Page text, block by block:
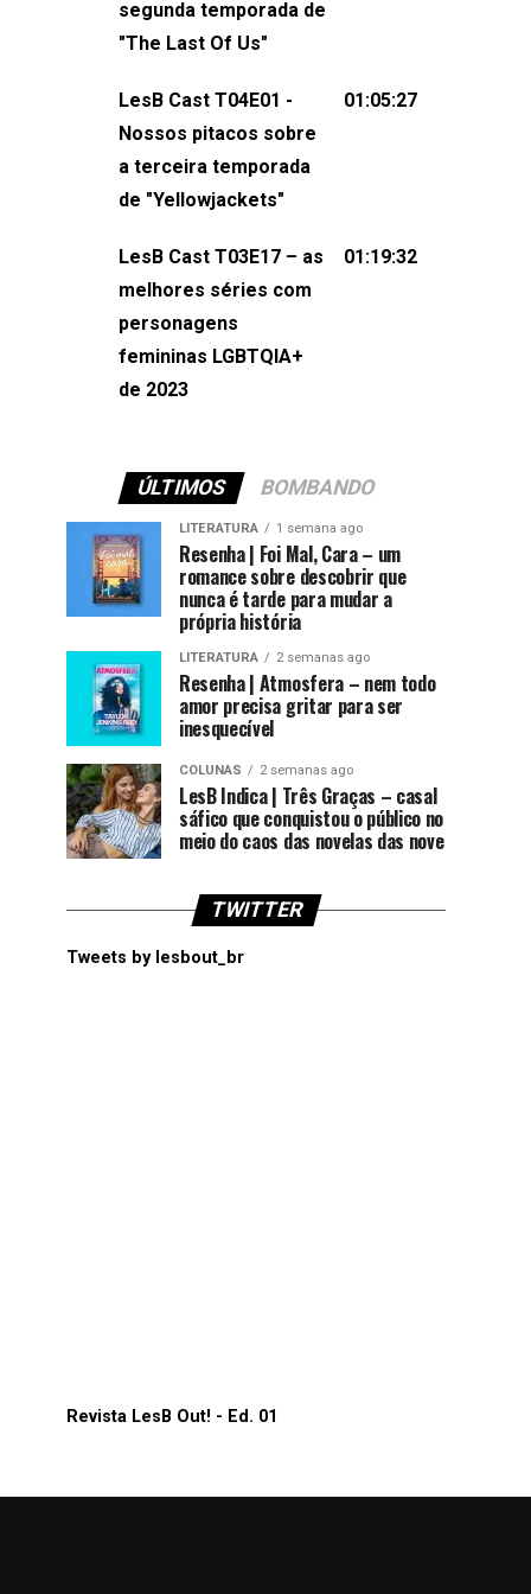
não esqueça de visitar nosso site e
sociais:Twitter: ⁠⁠⁠⁠@lesbout_br⁠⁠⁠⁠ Instagram:
do LesB Cast:Apresentação de
Karolen Passos
(⁠⁠⁠⁠⁠⁠@KarolenPassos⁠⁠⁠⁠⁠⁠)Participação de
Pollyelly FlorêncioEdição de Naiady
Machado
segunda temporada de
"The Last Of Us"
LesB Cast T04E01 -
Nossos pitacos sobre
a terceira temporada
de "Yellowjackets"
01:05:27
LesB Cast T03E17 – as
melhores séries com
personagens
femininas LGBTQIA+
de 2023
01:19:32
ÚLTIMOS BOMBANDO
LITERATURA 1 semana ago
Resenha | Foi Mal, Cara – um
romance sobre descobrir que
nunca é tarde para mudar a
própria história
LITERATURA 2 semanas ago
Resenha | Atmosfera – nem todo
amor precisa gritar para ser
inesquecível
COLUNAS 2 semanas ago
LesB Indica | Três Graças – casal
sáfico que conquistou o público no
meio do caos das novelas das nove
TWITTER
Tweets by lesbout_br
Revista LesB Out! - Ed. 01